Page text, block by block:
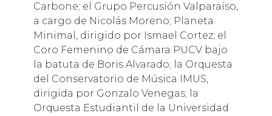
Carbone; el Grupo Percusión Valparaíso,
a cargo de Nicolás Moreno; Planeta
Minimal, dirigido por Ismael Cortez; el
Coro Femenino de Cámara PUCV bajo
la batuta de Boris Alvarado; la Orquesta
del Conservatorio de Música IMUS,
dirigida por Gonzalo Venegas; la
Orquesta Estudiantil de la Universidad